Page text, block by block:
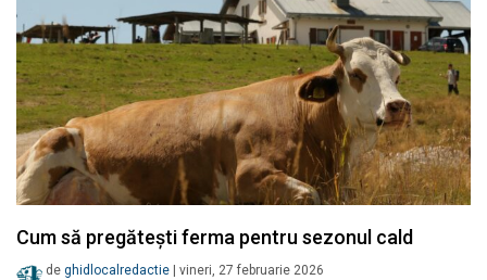
Cum să pregătești ferma pentru sezonul cald
de ghidlocalredactie vineri, 27 februarie 2026